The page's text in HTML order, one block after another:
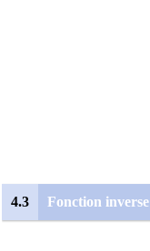
4.3 Fonction inverse